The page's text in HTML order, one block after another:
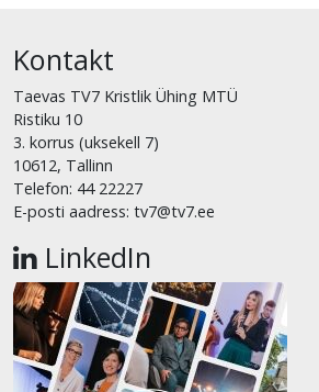
Kontakt
Taevas TV7 Kristlik Ühing MTÜ
Ristiku 10
3. korrus (uksekell 7)
10612, Tallinn
Telefon: 44 22227
E-posti aadress: tv7@tv7.ee
LinkedIn